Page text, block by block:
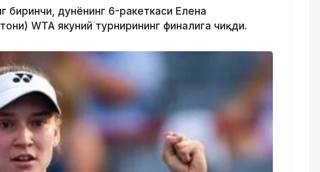
биринчи, дунёнинг 6-ракеткаси Елена
WТА якуний турнирининг финалига чиқди.